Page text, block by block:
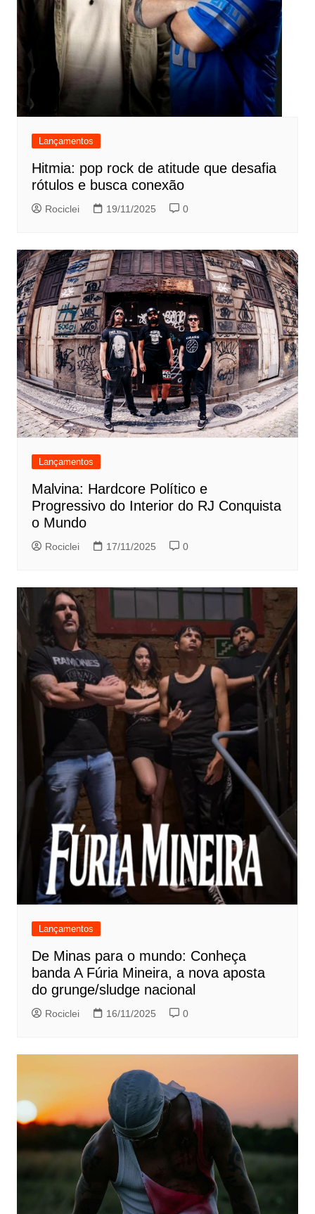
Lançamentos
Hitmia: pop rock de atitude que desafia
rótulos e busca conexão
Rociclei 19/11/2025 0
Lançamentos
Malvina: Hardcore Político e
Progressivo do Interior do RJ Conquista
o Mundo
Rociclei 17/11/2025 0
Lançamentos
De Minas para o mundo: Conheça
banda A Fúria Mineira, a nova aposta
do grunge/sludge nacional
Rociclei 16/11/2025 0